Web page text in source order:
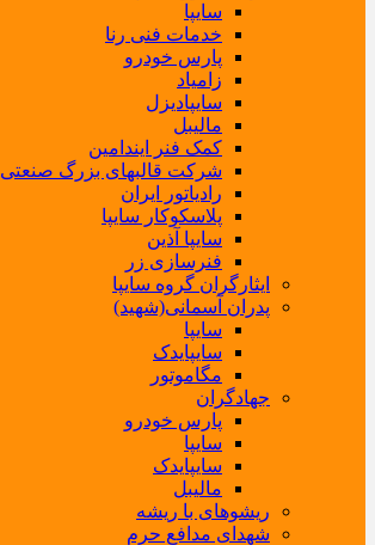
سایپا
خدمات فنی رنا
پارس خودرو
زامیاد
سایپادیزل
مالیبل
کمک فنر ایندامین
شرکت قالبهای بزرگ صنعتی
رادیاتور ایران
پلاسکوکار سایپا
سایپا آذین
فنرسازی زر
ایثارگران گروه سایپا
پدران آسمانی(شهید)
سایپا
سایپایدک
مگاموتور
جهادگران
پارس خودرو
سایپا
سایپایدک
مالیبل
ریشوهای با ریشه
شهدای مدافع حرم